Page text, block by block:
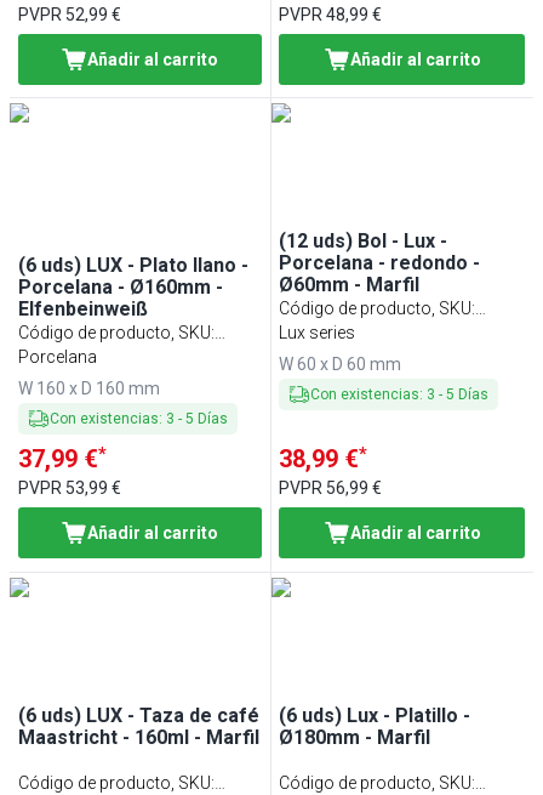
PVPR 52,99 €
Añadir al carrito
PVPR48,99 €
Añadir al carrito
(6 uds) LUX - Plato llano -
Porcelana - Ø160mm -
Elfenbeinweiß
Código de producto, SKU:
CTFLW16EB
Porcelana
W 160 x D 160 mm
Con existencias: 3 - 5 Días
37,99 €*
PVPR 53,99 €
Añadir al carrito
(12 uds) Bol - Lux -
Porcelana - redondo -
Ø60mm - Marfil
Código de producto, SKU:
SCULW6EB#12
Lux series
W 60 x D 60 mm
Con existencias: 3 -5 Días
38,99 €*
PVPR 56,99 €
Añadir al carrito
(6 uds) LUX - Taza de café
Maastricht - 160ml - Marfil
Código de producto, SKU:
(6 uds) Lux - Platillo -
Ø180mm - Marfil
Código de producto, SKU: